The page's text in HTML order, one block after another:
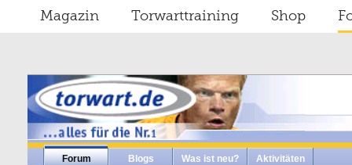
Magazin Torwarttraining Shop
Forum Blogs Was ist neu? Aktivitäten